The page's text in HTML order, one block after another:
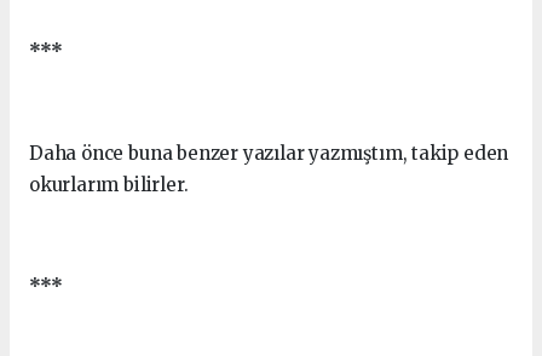
***
Daha önce buna benzer yazılar yazmıştım, takip eden
okurlarım bilirler.
***